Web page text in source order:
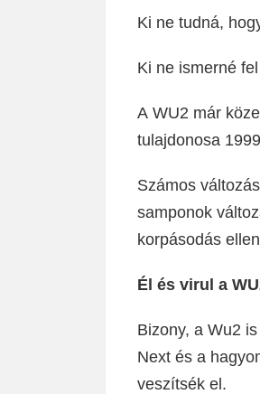
Ki ne tudná,
Ki ne ismerné
A WU2 már
tulajdonosa
Számos
samponok
korpásodás
Él és virul a
Bizony, a Wu2
Next és a
veszítsék el.